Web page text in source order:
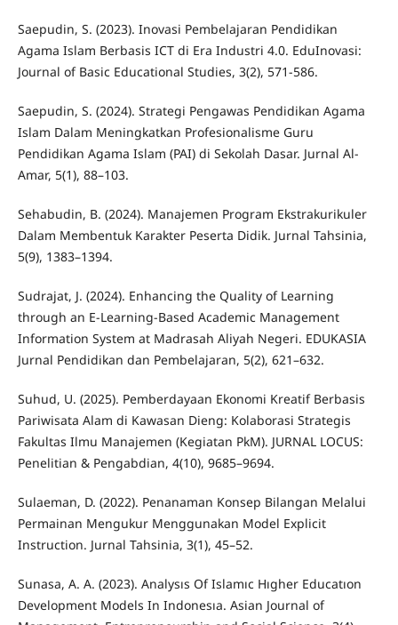
Saepudin, S. (2023). Inovasi Pembelajaran Pendidikan
Agama Islam Berbasis ICT di Era Industri 4.0. EduInovasi:
Journal of Basic Educational Studies, 3(2), 571-586.
Saepudin, S. (2024). Strategi Pengawas Pendidikan Agama
Islam Dalam Meningkatkan Profesionalisme Guru
Pendidikan Agama Islam (PAI) di Sekolah Dasar. Jurnal Al-
Amar, 5(1), 88–103.
Sehabudin, B. (2024). Manajemen Program Ekstrakurikuler
Dalam Membentuk Karakter Peserta Didik. Jurnal Tahsinia,
5(9), 1383–1394.
Sudrajat, J. (2024). Enhancing the Quality of Learning
through an E-Learning-Based Academic Management
Information System at Madrasah Aliyah Negeri. EDUKASIA
Jurnal Pendidikan dan Pembelajaran, 5(2), 621–632.
Suhud, U. (2025). Pemberdayaan Ekonomi Kreatif Berbasis
Pariwisata Alam di Kawasan Dieng: Kolaborasi Strategis
Fakultas Ilmu Manajemen (Kegiatan PkM). JURNAL LOCUS:
Penelitian & Pengabdian, 4(10), 9685–9694.
Sulaeman, D. (2022). Penanaman Konsep Bilangan Melalui
Permainan Mengukur Menggunakan Model Explicit
Instruction. Jurnal Tahsinia, 3(1), 45–52.
Sunasa, A. A. (2023). Analysıs Of Islamıc Hıgher Educatıon
Development Models In Indonesıa. Asian Journal of